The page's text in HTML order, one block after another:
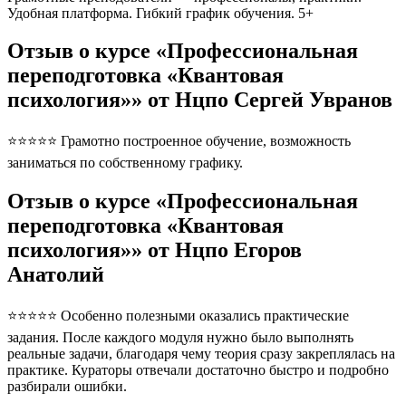
Удобная платформа. Гибкий график обучения. 5+
Отзыв о курсе «Профессиональная
переподготовка «Квантовая
психология»» от Нцпо Сергей Увранов
⭐⭐⭐⭐⭐ Грамотно построенное обучение, возможность
заниматься по собственному графику.
Отзыв о курсе «Профессиональная
переподготовка «Квантовая
психология»» от Нцпо Егоров
Анатолий
⭐⭐⭐⭐⭐ Особенно полезными оказались практические
задания. После каждого модуля нужно было выполнять
реальные задачи, благодаря чему теория сразу закреплялась на
практике. Кураторы отвечали достаточно быстро и подробно
разбирали ошибки.